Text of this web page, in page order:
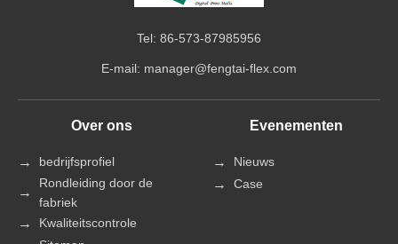
Tel: 86-573-87985956
E-mail: manager@fengtai-flex.com
Over ons
bedrijfsprofiel
Rondleiding door de
fabriek
Kwaliteitscontrole
Evenementen
Nieuws
Case